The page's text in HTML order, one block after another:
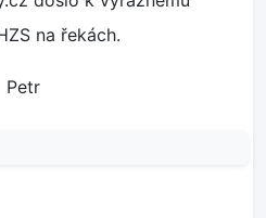
na řekách.
Petr